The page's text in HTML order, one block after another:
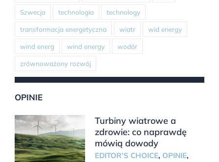
Szwecja technologia technology
transformacja energetyczna wiatr wid energy
wind energ wind energy wodór
zrównoważony rozwój
OPINIE
Turbiny wiatrowe a
zdrowie: co naprawdę
mówią dowody
EDITOR'S CHOICE, OPINIE,